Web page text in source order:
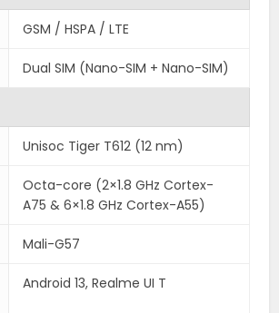
GSM / HSPA / LTE
Dual SIM (Nano-SIM + Nano-SIM)
Unisoc Tiger T612 (12 nm)
Octa-core (2×1.8 GHz Cortex-
A75 & 6×1.8 GHz Cortex-A55)
Mali-G57
Android 13, Realme UI T